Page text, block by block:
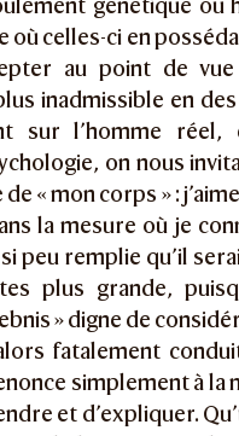
où celles-ci en
au point de
inadmissible en
sur l’homme
on nous
de « mon corps » :
la mesure où je
peu remplie qu’il
plus grande,
» digne de
fatalement
simplement à
et d’expliquer.